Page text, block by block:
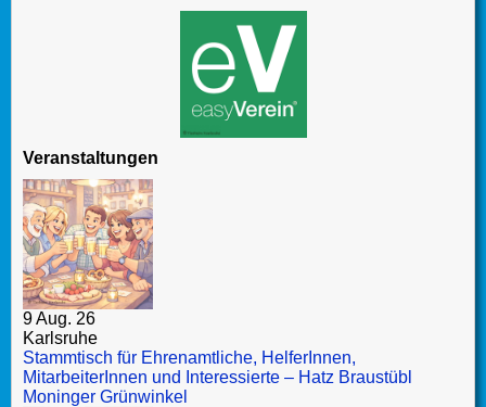
Veranstaltungen
9 Aug. 26
Karlsruhe
Stammtisch für Ehrenamtliche, HelferInnen,
MitarbeiterInnen und Interessierte – Hatz Braustübl
Moninger Grünwinkel